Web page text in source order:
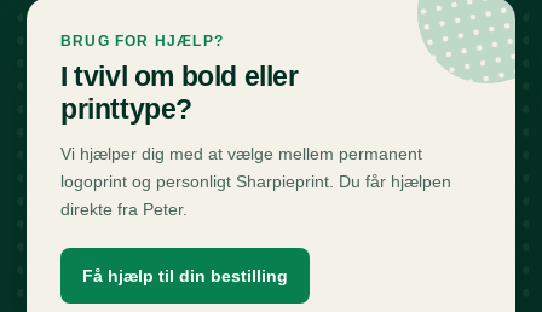
BRUG FOR HJÆLP?
I tvivl om bold eller
printtype?
Vi hjælper dig med at vælge mellem permanent
logoprint og personligt Sharpieprint. Du får hjælpen
direkte fra Peter.
Få hjælp til din bestilling